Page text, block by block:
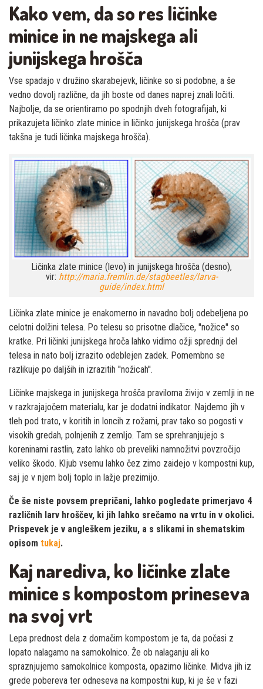
Kako vem, da so res ličinke
minice in ne majskega ali
junijskega hrošča
Vse spadajo v družino skarabejevk, ličinke so si podobne, a še
vedno dovolj različne, da jih boste od danes naprej znali ločiti.
Najbolje, da se orientiramo po spodnjih dveh fotografijah, ki
prikazujeta ličinko zlate minice in ličinko junijskega hrošča (prav
takšna je tudi ličinka majskega hrošča).
Ličinka zlate minice (levo) in junijskega hrošča (desno),
vir: http://maria.fremlin.de/stagbeetles/larva-
guide/index.html
Ličinka zlate minice je enakomerno in navadno bolj odebeljena po
celotni dolžini telesa. Po telesu so prisotne dlačice, ''nožice'' so
kratke. Pri ličinki junijskega hroča lahko vidimo ožji sprednji del
telesa in nato bolj izrazito odeblejen zadek. Pomembno se
razlikuje po daljših in izrazitih ''nožicah''.
Ličinke majskega in junijskega hrošča praviloma živijo v zemlji in ne
v razkrajajočem materialu, kar je dodatni indikator. Najdemo jih v
tleh pod trato, v koritih in loncih z rožami, prav tako so pogosti v
visokih gredah, polnjenih z zemljo. Tam se sprehranjujejo s
koreninami rastlin, zato lahko ob preveliki namnožitvi povzročijo
veliko škodo. Kljub vsemu lahko čez zimo zaidejo v kompostni kup,
saj je v njem bolj toplo in lažje prezimijo.
Če še niste povsem prepričani, lahko pogledate primerjavo 4
različnih larv hroščev, ki jih lahko srečamo na vrtu in v okolici.
Prispevek je v angleškem jeziku, a s slikami in shematskim
opisom tukaj.
Kaj narediva, ko ličinke zlate
minice s kompostom prineseva
na svoj vrt
Lepa prednost dela z domačim kompostom je ta, da počasi z
lopato nalagamo na samokolnico. Že ob nalaganju ali ko
spraznjujemo samokolnice komposta, opazimo ličinke. Midva jih iz
grede pobereva ter odneseva na kompostni kup, ki je še v fazi